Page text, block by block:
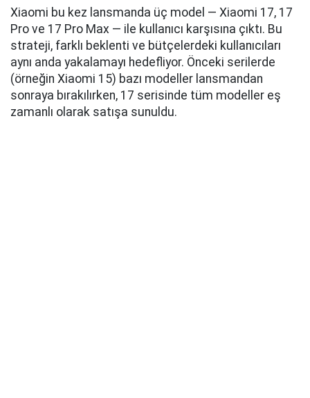
Xiaomi bu kez lansmanda üç model — Xiaomi 17, 17
Pro ve 17 Pro Max — ile kullanıcı karşısına çıktı. Bu
strateji, farklı beklenti ve bütçelerdeki kullanıcıları
aynı anda yakalamayı hedefliyor. Önceki serilerde
(örneğin Xiaomi 15) bazı modeller lansmandan
sonraya bırakılırken, 17 serisinde tüm modeller eş
zamanlı olarak satışa sunuldu.